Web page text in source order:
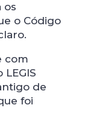
os
o Código
com
LEGIS
de
foi